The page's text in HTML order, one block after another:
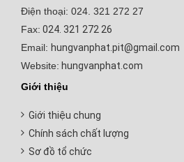
Điện thoại: 024. 321 272 27
Fax: 024. 321 272 26
Email: hungvanphat.pit@gmail.com
Website: hungvanphat.com
Giới thiệu
Giới thiệu chung
Chính sách chất lượng
Sơ đồ tổ chức